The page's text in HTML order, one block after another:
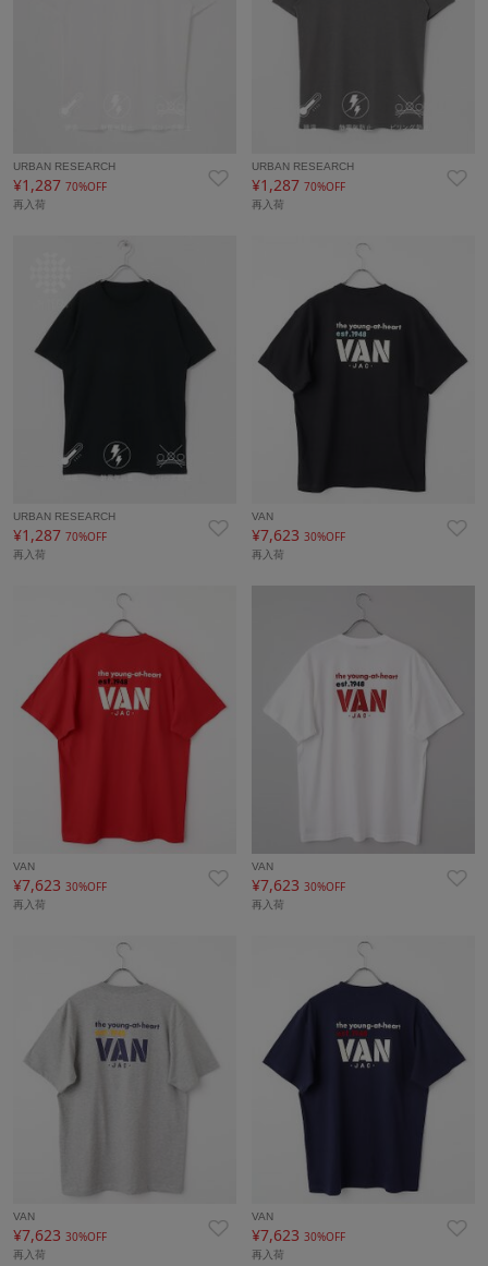
URBAN RESEARCH
¥1,287 70%OFF
再入荷
URBAN RESEARCH
¥1,28770%OFF
再入荷
URBAN RESEARCH
¥1,287 70%OFF
再入荷
VAN
¥7,62330%OFF
再入荷
VAN
¥7,623 30%OFF
再入荷
VAN
¥7,623 30%OFF
再入荷
VAN
¥7,623 30%OFF
再入荷
VAN
¥7,623 30%OFF
再入荷